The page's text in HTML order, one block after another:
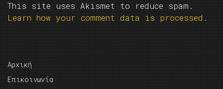
This site uses Akismet to reduce spam.
Learn how your comment data is processed.
Αρχική
Επικοινωνία